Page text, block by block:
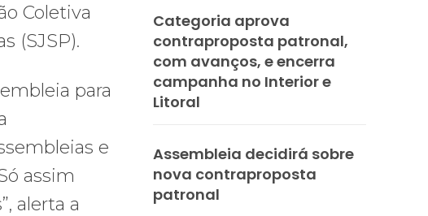
Coletiva
(SJSP).
para
e
assim
alerta a
Categoria aprova
contraproposta patronal,
com avanços, e encerra
campanha no Interior e
Litoral
Assembleia decidirá sobre
nova contraproposta
patronal